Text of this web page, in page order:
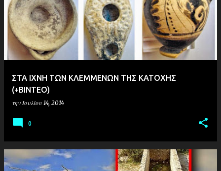
ΣΤΑ ΙΧΝΗ ΤΩΝ ΚΛΕΜΜΕΝΩΝ ΤΗΣ ΚΑΤΟΧΗΣ
(+ΒΙΝΤΕΟ)
την Ιουλίου 14, 2014
0